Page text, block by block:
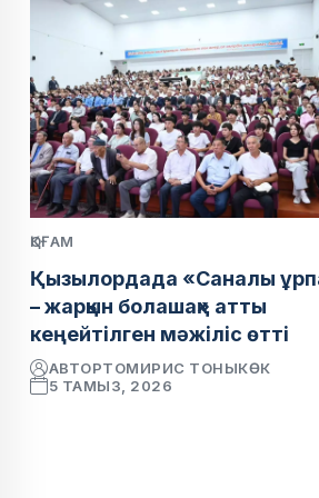
ҚОҒАМ
Қызылордада «Саналы
– жарқын болашақ» атты
кеңейтілген мәжіліс өтті
АВТОРТОМИРИС ТОНЫКӨК
5 ТАМЫЗ, 2026